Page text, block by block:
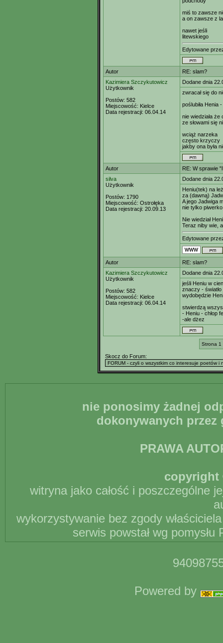
miś to zawsze
a on zawsze z
nawet jeśli
litewskiego
Edytowane
Autor
RE: slam?
Kazimiera Szczykutowicz
Użytkownik
Postów: 582
Miejscowość: Kielce
Data rejestracji: 06.04.14
Dodane dnia
zwracał się do
poślubiła Henia
nie wiedziała że
ze słowami się
wciąż narzeka
często krzyczy
jakby ona była
Autor
RE: W sprawie
silva
Użytkownik
Postów: 1790
Miejscowość: Ostrołęka
Data rejestracji: 20.09.13
Dodane dnia
Heniu(tek) na
za (dawną)
A jego Jadwiga
nie tylko
Nie wiedział
Teraz niby wie,
Edytowane
Autor
RE: slam?
Kazimiera Szczykutowicz
Użytkownik
Postów: 582
Miejscowość: Kielce
Data rejestracji: 06.04.14
Dodane dnia
jeśli Heniu w
znaczy - światło
wydobędzie
stwierdzą
- Heniu - chłop
-ale dżez
Strona 1
Skocz do Forum:
nie ponosimy żadnej
dokonywanych
PRAWA
copyright
witryna jako całość i poszczególne
wykorzystywanie bez zgody
serwis powstał wg
Powered by